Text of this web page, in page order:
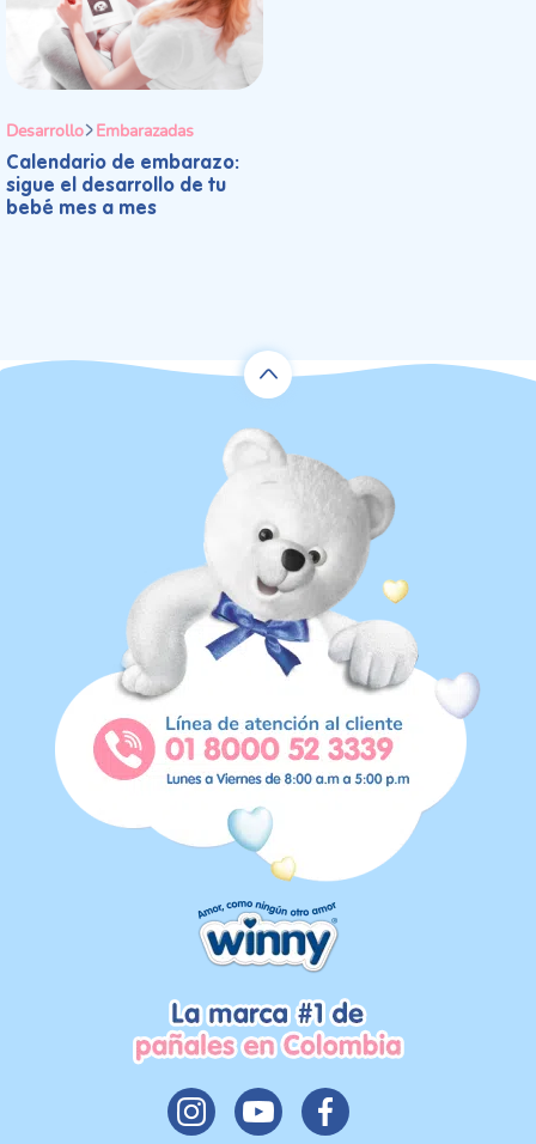
Desarrollo Embarazadas
Calendario de embarazo:
sigue el desarrollo de tu
bebé mes a mes